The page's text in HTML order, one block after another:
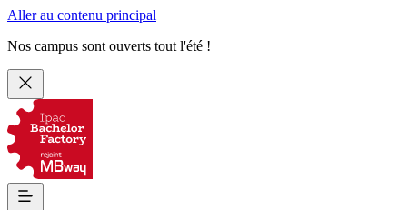
Aller au contenu principal
Nos campus sont ouverts tout l'été !